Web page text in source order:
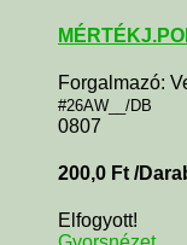
Forgalmazó:
#26AW__/DB
0807
200,0 Ft /
Elfogyott!